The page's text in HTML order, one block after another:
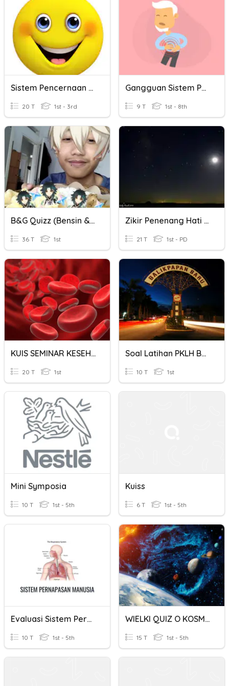
Sistem Pencernaan Smk Farmasi Kls Xi
20 T 1st - 3rd
Gangguan Sistem Pencernaan Dan Cara Pencegahannya
9 T 1st - 8th
B&G Quizz (Bensin & Genshin)
36 T 1st
Zikir Penenang Hati 2021
21 T 1st - PD
KUIS SEMINAR KESEHATAN
20 T 1st
Soal Latihan PKLH Bab 6. Flora Dan Fauna Kota Balikpapan
10 T 1st
Mini Symposia
10 T 1st - 5th
Kuiss
6 T 1st - 5th
Evaluasi Sistem Pernapasan Pada Manusia
10 T 1st - 5th
WIELKI QUIZ O KOSMOSIE
15 T 1st - 5th